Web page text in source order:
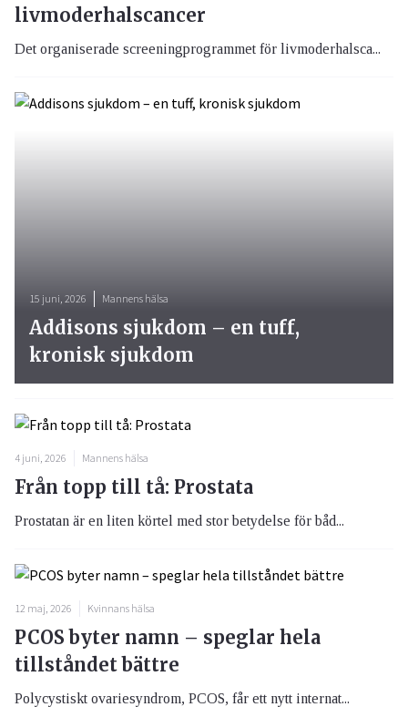
livmoderhalscancer
Det organiserade screeningprogrammet för livmoderhalsca...
15 juni, 2026 Mannens hälsa
Addisons sjukdom – en tuff,
kronisk sjukdom
4 juni, 2026 Mannens hälsa
Från topp till tå: Prostata
Prostatan är en liten körtel med stor betydelse för båd...
12 maj, 2026 Kvinnans hälsa
PCOS byter namn – speglar hela
tillståndet bättre
Polycystiskt ovariesyndrom, PCOS, får ett nytt internat...